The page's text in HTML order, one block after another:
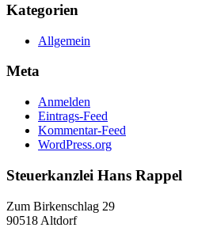
Kategorien
Allgemein
Meta
Anmelden
Eintrags-Feed
Kommentar-Feed
WordPress.org
Steuerkanzlei Hans Rappel
Zum Birkenschlag 29
90518 Altdorf